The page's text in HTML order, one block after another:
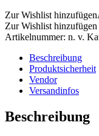
Zur Wishlist hinzufügen
Zur Wishlist hinzufügen
Artikelnummer: n. v.
Beschreibung
Produktsicherheit
Vendor
Versandinfos
Beschreibung